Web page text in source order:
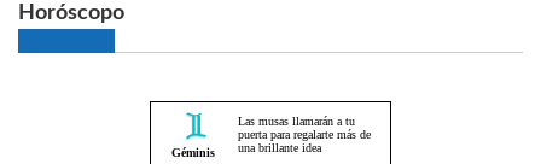
Horóscopo